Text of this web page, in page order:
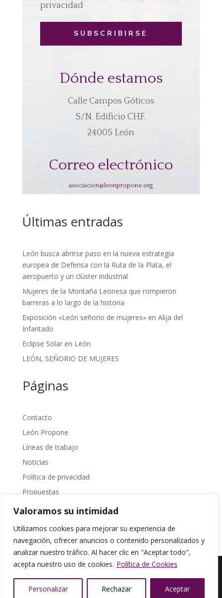
Valoramos su intimidad
Utilizamos cookies para mejorar su experiencia de
navegación, ofrecer anuncios o contenido personalizados y
analizar nuestro tráfico. Al hacer clic en "Aceptar todo",
acepta nuestro uso de cookies. Política de Cookies
Personalizar Rechazar Aceptar
privacidad
SUBSCRIBIRSE
Dónde estamos
Calle Campos Góticos
S/N. Edificio CHF.
24005 León
Correo electrónico
asociacion@leonpropone.org
Últimas entradas
León busca abrirse paso en la nueva estrategia
europea de Defensa con la Ruta de la Plata, el
aeropuerto y un clúster industrial
Mujeres de la Montaña Leonesa que rompieron
barreras a lo largo de la historia
Exposición «León señorio de mujeres» en Alija del
Infantado
Eclipse Solar en León
LEÓN, SEÑORIO DE MUJERES
Páginas
Contacto
León Propone
Líneas de trabajo
Noticias
Política de privacidad
Propuestas
Sobre Nosotros
© León Propone | Política de Privacidad |
diseña